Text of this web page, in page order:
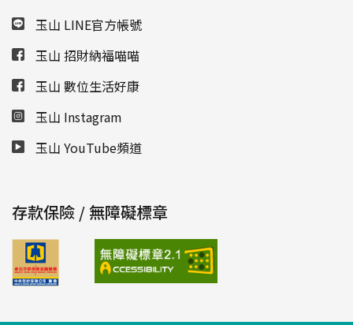
玉山 LINE官方帳號
玉山 招財納福喵喵
玉山 數位生活好康
玉山 Instagram
玉山 YouTube頻道
存款保險 / 無障礙標章